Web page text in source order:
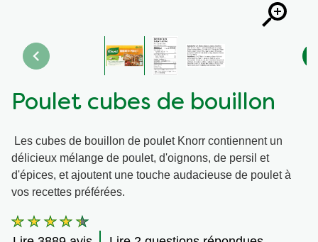
Poulet cubes de bouillon
Les cubes de bouillon de poulet Knorr contiennent un
délicieux mélange de poulet, d'oignons, de persil et
d'épices, et ajoutent une touche audacieuse de poulet à
vos recettes préférées.
La
note